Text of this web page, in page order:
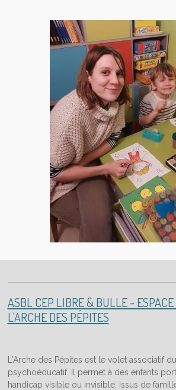
ASBL CEP LIBRE & BULLE -
L'ARCHE DES PÉPITES
L'Arche des Pépites est le volet associatif
psychoéducatif. Il permet à des enfants
handicap visible ou invisible, issus de